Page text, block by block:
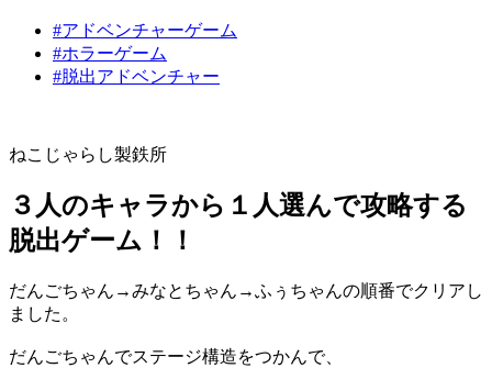
#アドベンチャーゲーム
#ホラーゲーム
#脱出アドベンチャー
ねこじゃらし製鉄所
３人のキャラから１人選んで攻略する
脱出ゲーム！！
だんごちゃん→みなとちゃん→ふぅちゃんの順番でクリアし
ました。
だんごちゃんでステージ構造をつかんで、